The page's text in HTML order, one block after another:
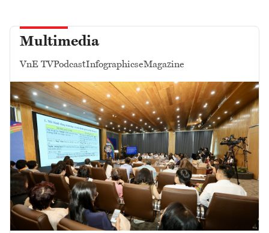
Multimedia
VnE TVPodcastInfographicseMagazine